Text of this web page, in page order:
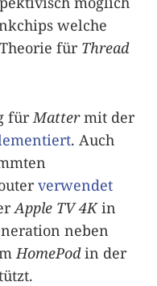
welche
für Thread
für Mattermit der
. Auch
verwendet
Apple TV 4Kin
neben
HomePodin der